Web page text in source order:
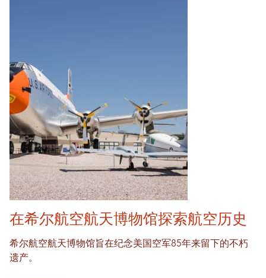
在希尔航空航天博物馆探索航空历史
希尔航空航天博物馆旨在纪念美国空军85年来留下的不朽
遗产。